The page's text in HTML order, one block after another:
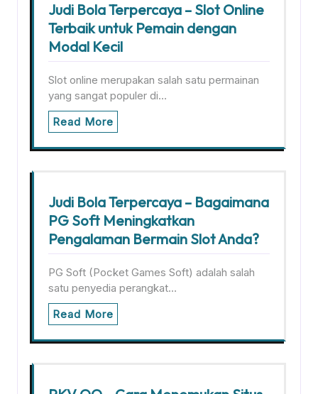
Judi Bola Terpercaya – Slot Online
Terbaik untuk Pemain dengan
Modal Kecil
Slot online merupakan salah satu permainan
yang sangat populer di…
Read More
Judi Bola Terpercaya – Bagaimana
PG Soft Meningkatkan
Pengalaman Bermain Slot Anda?
PG Soft (Pocket Games Soft) adalah salah
satu penyedia perangkat…
Read More